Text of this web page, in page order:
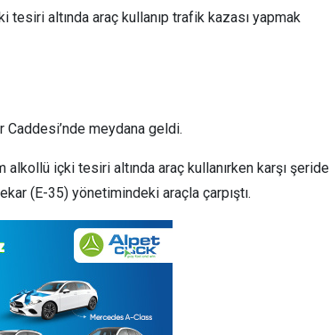
altında araç kullanıp trafik kazası yapmak
Caddesi’nde meydana geldi.
alkollü içki tesiri altında araç kullanırken karşı şeride
(E-35) yönetimindeki araçla çarpıştı.